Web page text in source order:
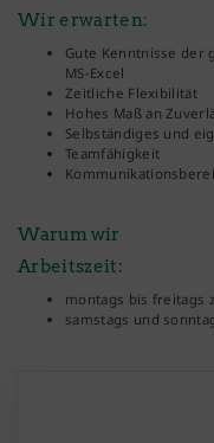
Wir erwarten:
Gute Kenntnisse der
MS-Excel
Zeitliche Flexibilität
Hohes Maß an
Selbständiges und
Teamfähigkeit
Warum wir
Arbeitszeit:
montags bis freitags
samstags und